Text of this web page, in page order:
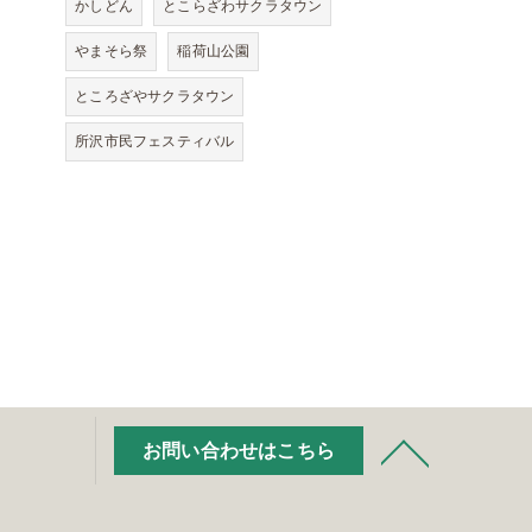
かしどん とこらざわサクラタウン
やまそら祭 稲荷山公園
ところざやサクラタウン
所沢市民フェスティバル
お問い合わせはこちら